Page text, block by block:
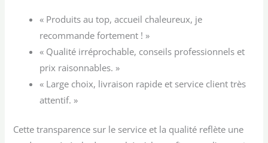
« Produits au top, accueil chaleureux, je
recommande fortement ! »
« Qualité irréprochable, conseils professionnels et
prix raisonnables. »
« Large choix, livraison rapide et service client très
attentif. »
Cette transparence sur le service et la qualité reflète une